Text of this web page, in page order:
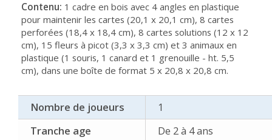
Contenu: 1 cadre en bois avec 4 angles en plastique
pour maintenir les cartes (20,1 x 20,1 cm), 8 cartes
perforées (18,4 x 18,4 cm), 8 cartes solutions (12 x 12
cm), 15 fleurs à picot (3,3 x 3,3 cm) et 3 animaux en
plastique (1 souris, 1 canard et 1 grenouille - ht. 5,5
cm), dans une boîte de format 5 x 20,8 x 20,8 cm.
Nombre de joueurs
1
Tranche age
De 2 à 4 ans